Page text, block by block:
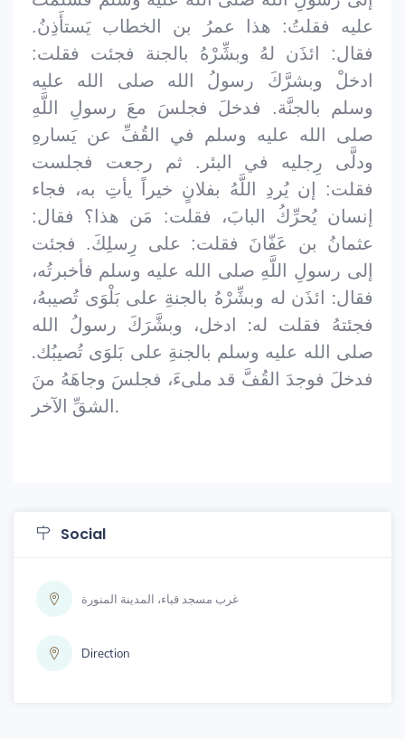
عليه فقلتُ: هذا عمرُ بن الخطاب يَستأَذِنُ.
فقال: ائذَن لهُ وبشِّرْهُ بالجنة فجئت فقلت:
ادخلْ وبشرَّكَ رسولُ الله صلى الله عليه
وسلم بالجنَّة. فدخلَ فجلسَ معَ رسولِ اللَّهِ
صلى الله عليه وسلم في القُفِّ عن يَسارهِ
ودلَّى رِجليه في البئر. ثم رجعت فجلست
فقلت: إن يُردِ اللَّهُ بفلانٍ خيراً يأتِ به، فجاء
إنسان يُحرِّكُ البابَ، فقلت: مَن هذا؟ فقال:
عثمانُ بن عَفّانَ فقلت: على رِسلِكَ. فجئت
إلى رسولِ اللَّهِ صلى الله عليه وسلم فأخبرتُه،
فقال: ائذَن له وبشِّرْهُ بالجنةِ على بَلْوَى تُصيبهُ،
فجئتهُ فقلت له: ادخل، وبشَّرَكَ رسولُ الله
صلى الله عليه وسلم بالجنةِ على بَلوَى تُصيبُك.
فدخلَ فوجدَ القُفَّ قد ملىءَ، فجلسَ وجاهَهُ منَ
الشقِّ الآخر.
Social
غرب مسجد قباء، المدينة المنورة
Direction